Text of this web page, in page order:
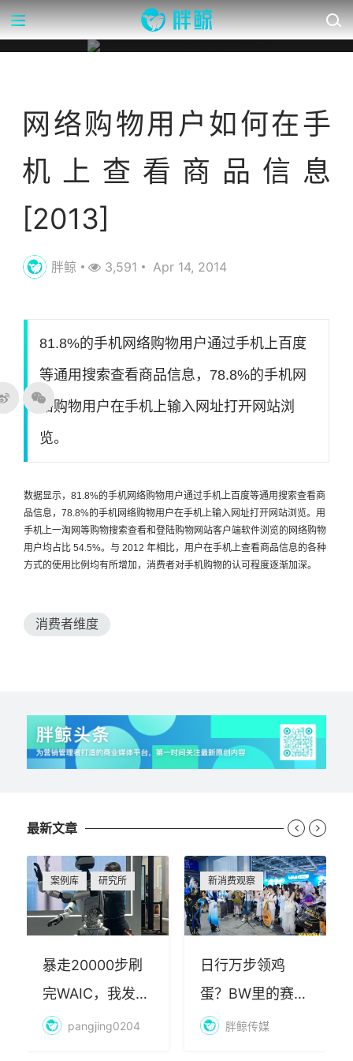
网络购物用户如何在手
机上查看商品信息
[2013]
胖鲸 3,591 Apr 14, 2014
81.8%的手机网络购物用户通过手机上百度
等通用搜索查看商品信息，78.8%的手机网
络购物用户在手机上输入网址打开网站浏
览。
数据显示，81.8%的手机网络购物用户通过手机上百度等通用搜索查看商
品信息，78.8%的手机网络购物用户在手机上输入网址打开网站浏览。用
手机上一淘网等购物搜索查看和登陆购物网站客户端软件浏览的网络购物
用户均占比 54.5%。与 2012 年相比，用户在手机上查看商品信息的各种
方式的使用比例均有所增加，消费者对手机购物的认可程度逐渐加深。
消费者维度
最新文章
案例库 研究所
暴走20000步刷
完WAIC，我发现
AI最赚钱的不是
pangjing0204
新消费观察
日行万步领鸡
蛋？BW里的赛博
朝圣，藏着品牌
胖鲸传媒
 